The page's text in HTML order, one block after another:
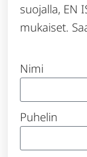
suojalla, EN
mukaiset.
Nimi
Puhelin